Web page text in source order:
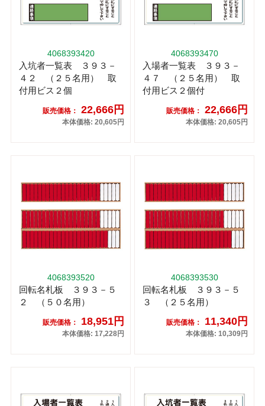
4068393420
入坑者一覧表 ３９３－
４２ （２５名用） 取
付用ビス２個
販売価格： 22,666円
本体価格: 20,605円
4068393470
入場者一覧表 ３９３－
４７ （２５名用） 取
付用ビス２個付
販売価格： 22,666円
本体価格: 20,605円
4068393520
回転名札板 ３９３－５
２ （５０名用）
販売価格： 18,951円
本体価格: 17,228円
4068393530
回転名札板 ３９３－５
３ （２５名用）
販売価格： 11,340円
本体価格: 10,309円